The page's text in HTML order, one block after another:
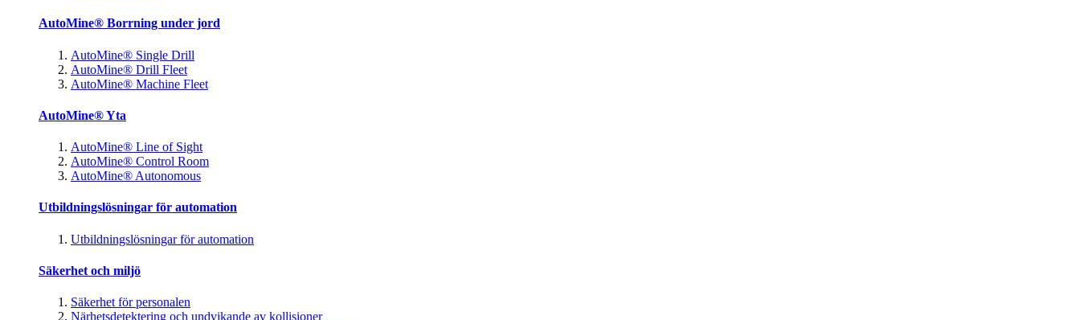
AutoMine® Borrning under jord
AutoMine® Single Drill
AutoMine® Drill Fleet
AutoMine® Machine Fleet
AutoMine® Yta
AutoMine® Line of Sight
AutoMine® Control Room
AutoMine® Autonomous
Utbildningslösningar för automation
Utbildningslösningar för automation
Säkerhet och miljö
Säkerhet för personalen
Närhetsdetektering och undvikande av kollisioner